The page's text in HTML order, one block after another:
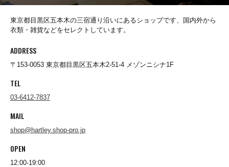
FERNANDO GOMEZ
FLEURS DE BAGNE
FRAGRANCE CAFE
東京都目黒区五本木の三宿通り沿いにあるショップです、国内外から
衣類・雑貨などをセレクトしています。
ADDRESS
〒153-0053 東京都目黒区五本木2-51-4 メゾンニシナ1F
TEL
03-6412-7837
MAIL
shop@hartley.shop-pro.jp
OPEN
12:00-19:00